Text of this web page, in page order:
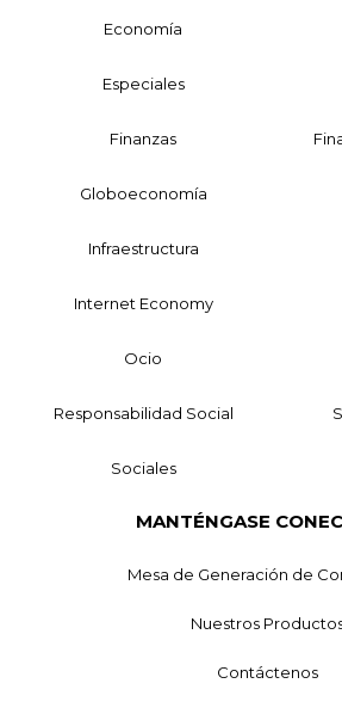
Economía
Especiales
Finanzas
Globoeconomía
Infraestructura
Internet Economy
Ocio
Responsabilidad Social
Sociales
MANTÉNGASE
Mesa de Generación de
Nuestros
Contáctenos